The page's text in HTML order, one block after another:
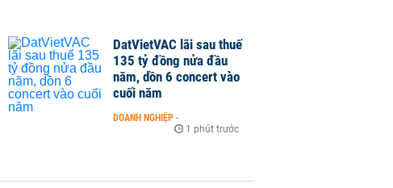
DatVietVAC lãi sau thuế
135 tỷ đồng nửa đầu
năm, dồn 6 concert vào
cuối năm
DOANH NGHIỆP -
1 phút trước